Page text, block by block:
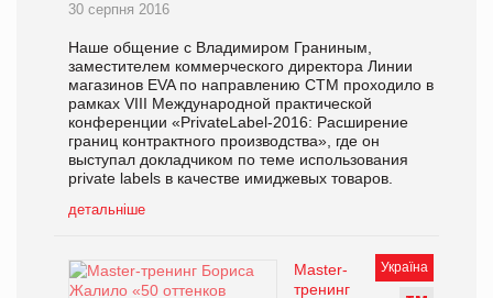
30 серпня 2016
Наше общение с Владимиром Граниным,
заместителем коммерческого директора Линии
магазинов EVA по направлению СТМ проходило в
рамках VIII Международной практической
конференции «PrivateLabel-2016: Расширение
границ контрактного производства», где он
выступал докладчиком по теме использования
private labels в качестве имиджевых товаров.
детальніше
Україна
Master-
тренинг